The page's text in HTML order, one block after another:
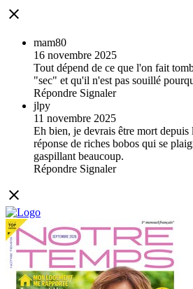
mam80
16 novembre 2025
Tout dépend de ce que l'on fait
"sec" et qu'il n'est pas souillé
Répondre Signaler
jlpy
11 novembre 2025
Eh bien, je devrais être mort
réponse de riches bobos qui se
gaspillant beaucoup.
Répondre Signaler